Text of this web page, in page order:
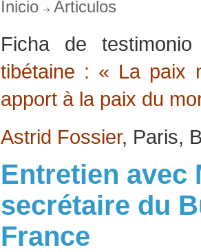
Inicio Articulos
Ficha de
tibétaine : « La paix
apport à la paix du
Astrid Fossier, Paris,
Entretien avec
secrétaire du
France